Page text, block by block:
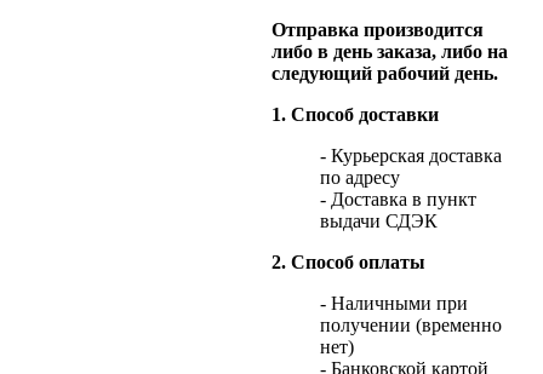
Отправка производится
либо в день заказа, либо на
следующий рабочий день.
1. Способ доставки
- Курьерская доставка
по адресу
- Доставка в пункт
выдачи СДЭК
2. Способ оплаты
- Наличными при
получении (временно
нет)
- Банковской картой